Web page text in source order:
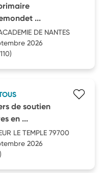
...
DE NANTES
2026
de soutien
en ...
LE TEMPLE 79700
2026